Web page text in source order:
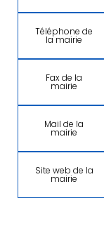
Téléphone de
la mairie
Fax de la
mairie
Mail de la
mairie
Site web de la
mairie